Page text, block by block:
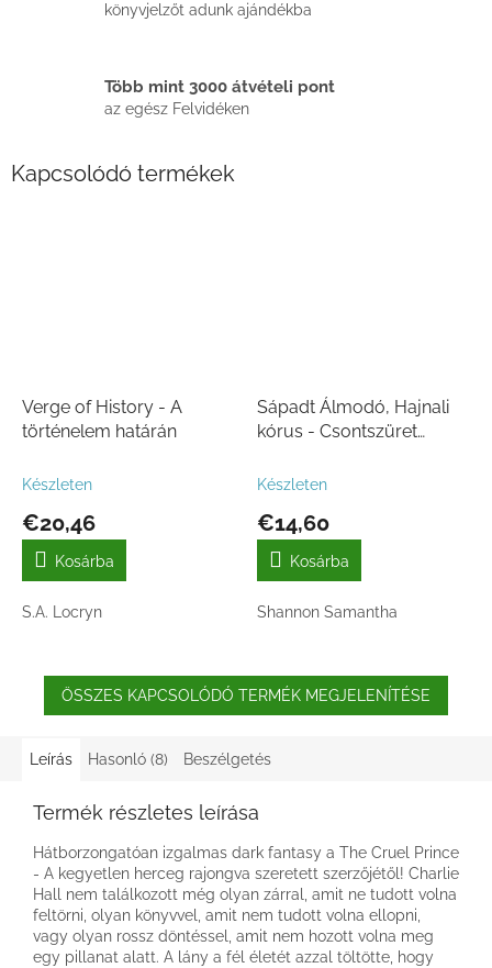
könyvjelzőt adunk ajándékba
Több mint 3000 átvételi pont
az egész Felvidéken
Kapcsolódó termékek
Verge of History - A
történelem határán
Készleten
€20,46
Kosárba
S.A. Locryn
Sápadt Álmodó, Hajnali
kórus - Csontszüret
Készleten
€14,60
Kosárba
Shannon Samantha
ÖSSZES KAPCSOLÓDÓ TERMÉK MEGJELENÍTÉSE
Leírás Hasonló (8) Beszélgetés
Termék részletes leírása
Hátborzongatóan izgalmas dark fantasy a The Cruel Prince
- A kegyetlen herceg rajongva szeretett szerzőjétől! Charlie
Hall nem találkozott még olyan zárral, amit ne tudott volna
feltörni, olyan könyvvel, amit nem tudott volna ellopni,
vagy olyan rossz döntéssel, amit nem hozott volna meg
egy pillanat alatt. A lány a fél életét azzal töltötte, hogy